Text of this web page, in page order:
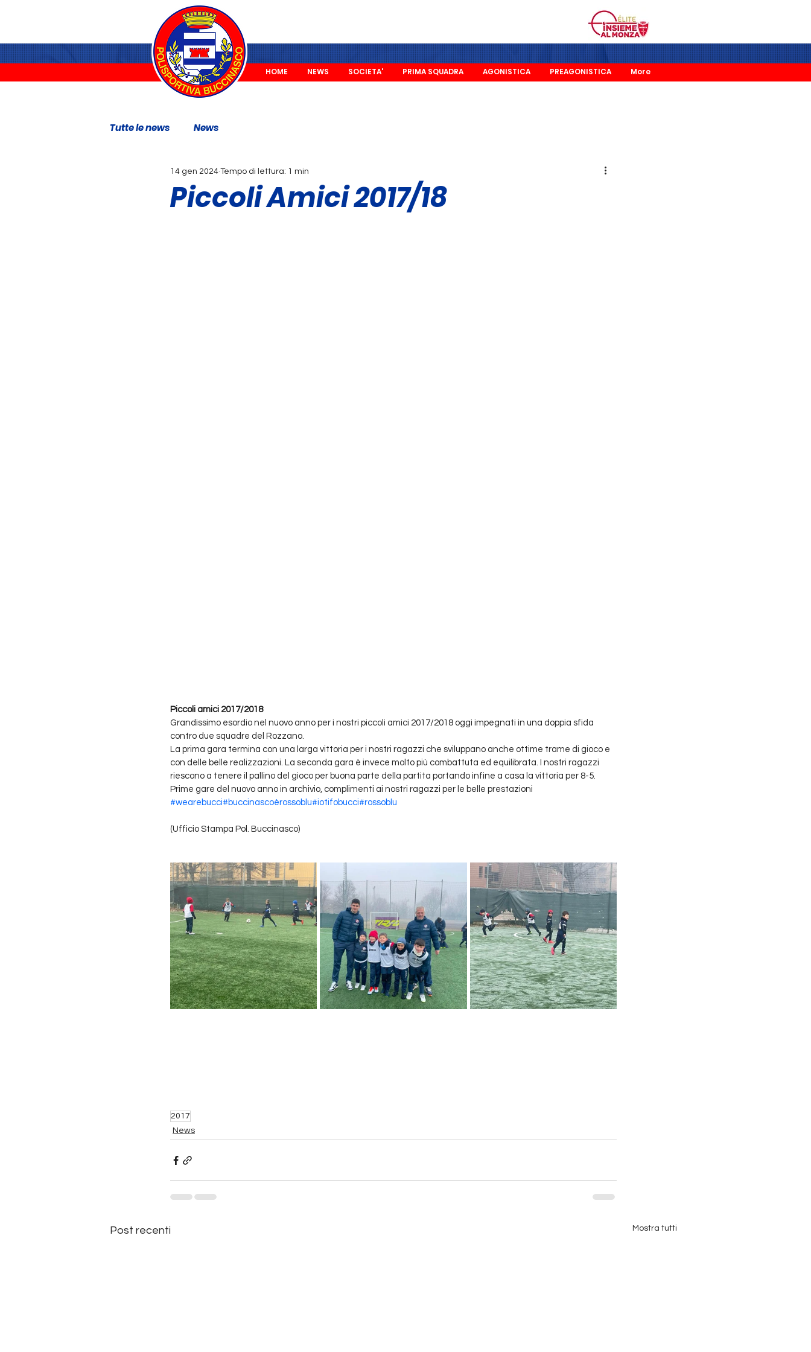
HOME NEWS SOCIETA' PRIMA SQUADRA AGONISTICA PREAGONISTICA More
Tutte le news News
Piccoli Amici 2017/18
14 gen 2024 Tempo di lettura: 1 min
Piccoli amici 2017/2018
Grandissimo esordio nel nuovo anno per i nostri piccoli amici 2017/2018 oggi impegnati in una doppia sfida
contro due squadre del Rozzano.
La prima gara termina con una larga vittoria per i nostri ragazzi che sviluppano anche ottime trame di gioco e
con delle belle realizzazioni. La seconda gara è invece molto più combattuta ed equilibrata. I nostri ragazzi
riescono a tenere il pallino del gioco per buona parte della partita portando infine a casa la vittoria per 8-5.
Prime gare del nuovo anno in archivio, complimenti ai nostri ragazzi per le belle prestazioni
#wearebucci#buccinascoèrossoblu#iotifobucci#rossoblu
(Ufficio Stampa Pol. Buccinasco)
2017
News
Post recenti Mostra tutti